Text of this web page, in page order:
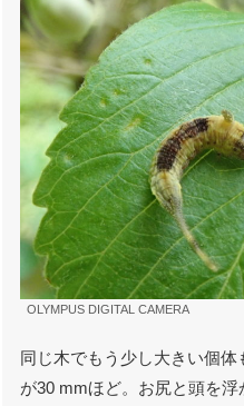
OLYMPUS DIGITAL CAMERA
同じ木でもう少し大きい個
が30 mmほど。お尻と頭を